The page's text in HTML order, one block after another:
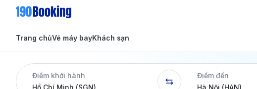
Trang chủVé máy bay
Tin tức
Dịch vụ
Khách sạn
Tin tức
Điểm khởi hành
Điểm đến